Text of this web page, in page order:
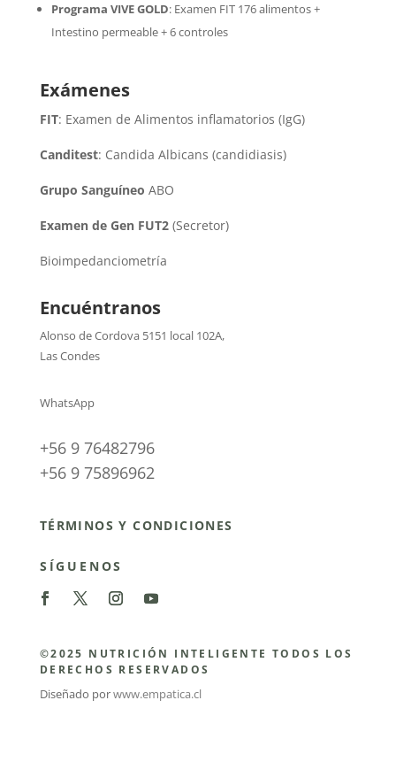
Programa VIVE GOLD: Examen FIT 176 alimentos +
Intestino permeable + 6 controles
Exámenes
FIT: Examen de Alimentos inflamatorios (IgG)
Canditest: Candida Albicans (candidiasis)
Grupo Sanguíneo ABO
Examen de Gen FUT2(Secretor)
Bioimpedanciometría
Encuéntranos
Alonso de Cordova 5151 local 102A,
Las Condes
WhatsApp
+56 9 76482796
+56 9 75896962
TÉRMINOS Y CONDICIONES
SÍGUENOS
©2025 NUTRICIÓN INTELIGENTE TODOS LOS
DERECHOS RESERVADOS
Diseñado porwww.empatica.cl